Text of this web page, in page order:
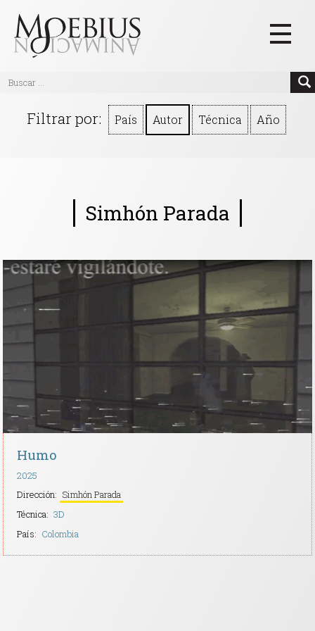
Videos
Eventos
Quiénes Somos
Contacto
Filtrar por: País Autor Técnica Año
Simhón Parada
Humo
2025
Dirección: Simhón Parada
Técnica: 3D
País: Colombia